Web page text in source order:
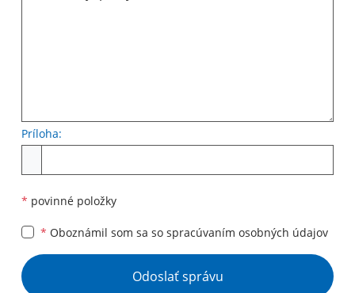
Príloha:
* povinné položky
* Oboznámil som sa so spracúvaním osobných údajov
Google reCaptcha Response
Odoslať správu